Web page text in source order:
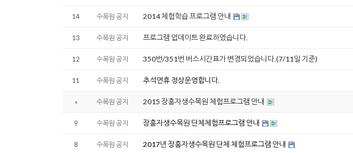
14 수목원 공지 2014 체험학습 프로그램 안내
13 수목원 공지 프로그램 업데이트 완료하였습니다.
12 수목원 공지 350번/351번 버스시간표가 변경되었습니다.(7/11일 기준)
11 수목원 공지 추석연휴 정상운영합니다.
» 수목원 공지 2015 장흥자생수목원 체험프로그램 안내
9 수목원 공지 장흥자생수목원 단체체험프로그램 안내
8 수목원 공지 2017년 장흥자생수목원 단체 체험프로그램 안내